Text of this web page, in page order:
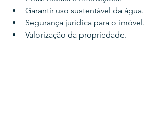
Garantir uso sustentável da água.
Segurança jurídica para o imóvel.
Valorização da propriedade.